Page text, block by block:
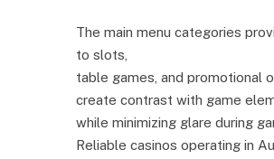
The main menu categories
to slots,
table games, and promotional
create contrast with game
while minimizing glare during
Reliable casinos operating in